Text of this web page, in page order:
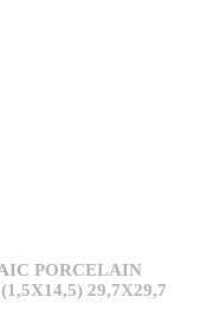
PORCELAIN
29,7X29,7